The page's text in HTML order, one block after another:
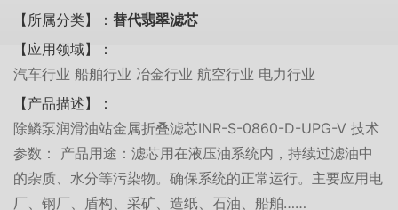
【所属分类】： 替代翡翠滤芯
【应用领域】：
汽车行业 船舶行业 冶金行业 航空行业 电力行业
【产品描述】：
除鳞泵润滑油站金属折叠滤芯INR-S-0860-D-UPG-V 技术
参数： 产品用途：滤芯用在液压油系统内，持续过滤油中
的杂质、水分等污染物。确保系统的正常运行。主要应用电
厂、钢厂、盾构、采矿、造纸、石油、船舶……